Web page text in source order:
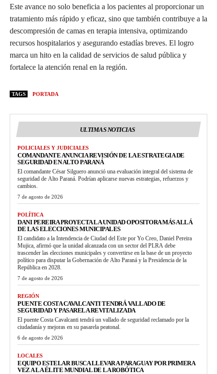
Este avance no solo beneficia a los pacientes al proporcionar un
tratamiento más rápido y eficaz, sino que también contribuye a la
descompresión de camas en terapia intensiva, optimizando
recursos hospitalarios y asegurando estadías breves. El logro
marca un hito en la calidad de servicios de salud pública y
fortalece la atención renal en la región.
TAGS PORTADA
ULTIMAS NOTICIAS
POLICIALES Y JUDICIALES
COMANDANTE ANUNCIA REVISIÓN DE LA ESTRATEGIA DE
SEGURIDAD EN ALTO PARANÁ
El comandante César Silguero anunció una evaluación integral del sistema de
seguridad de Alto Paraná. Podrían aplicarse nuevas estrategias, refuerzos y
cambios.
7 de agosto de 2026
POLÍTICA
DANI PEREIRA PROYECTA LA UNIDAD OPOSITORA MÁS ALLÁ
DE LAS ELECCIONES MUNICIPALES
El candidato a la Intendencia de Ciudad del Este por Yo Creo, Daniel Pereira
Mujica, afirmó que la unidad alcanzada con un sector del PLRA debe
trascender las elecciones municipales y convertirse en la base de un proyecto
político para disputar la Gobernación de Alto Paraná y la Presidencia de la
República en 2028.
7 de agosto de 2026
REGIÓN
PUENTE COSTA CAVALCANTI TENDRÁ VALLADO DE
SEGURIDAD Y PASARELA REVITALIZADA
El puente Costa Cavalcanti tendrá un vallado de seguridad reclamado por la
ciudadanía y mejoras en su pasarela peatonal.
6 de agosto de 2026
LOCALES
EQUIPO ESTELAR BUSCA LLEVAR A PARAGUAY POR PRIMERA
VEZ A LA ÉLITE MUNDIAL DE LA ROBÓTICA